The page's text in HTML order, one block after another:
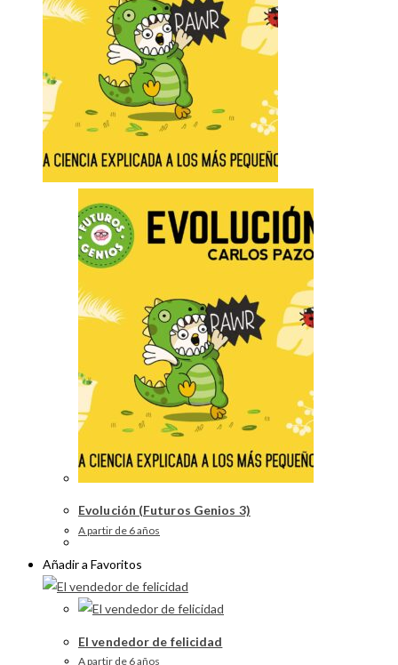
Evolución (Futuros Genios 3)
A partir de 6 años
Añadir a Favoritos
El vendedor de felicidad
A partir de 6 años